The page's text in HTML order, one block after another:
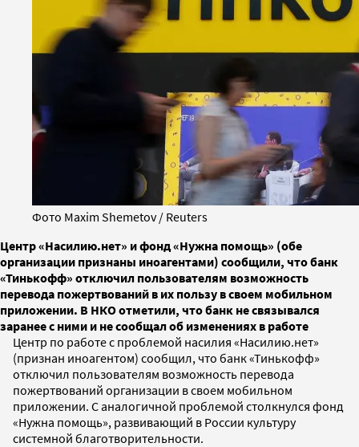
Фото Maxim Shemetov / Reuters
Центр «Насилию.нет» и фонд «Нужна помощь» (обе
организации признаны иноагентами) сообщили, что банк
«Тинькофф» отключил пользователям возможность
перевода пожертвований в их пользу в своем мобильном
приложении. В НКО отметили, что банк не связывался
заранее с ними и не сообщал об изменениях в работе
Центр по работе с проблемой насилия «Насилию.нет»
(признан иноагентом) сообщил, что банк «Тинькофф»
отключил пользователям возможность перевода
пожертвований организации в своем мобильном
приложении. С аналогичной проблемой столкнулся фонд
«Нужна помощь», развивающий в России культуру
системной благотворительности.